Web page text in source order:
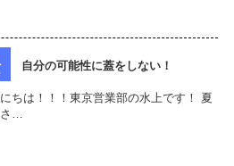
自分の可能性に蓋をしない！
ちは！！！東京営業部の水上です！ 夏
さ…